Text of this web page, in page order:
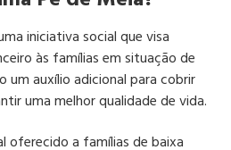
iniciativa social que visa
às famílias em situação de
um auxílio adicional para cobrir
uma melhor qualidade de vida.
oferecido a famílias de baixa